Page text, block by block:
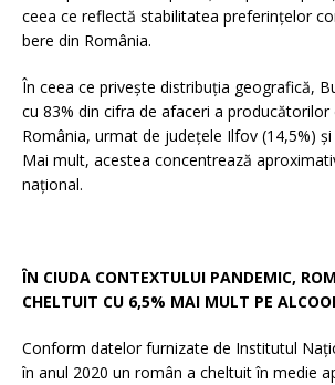
ceea ce reflectă stabilitatea preferințelor
bere din România.
În ceea ce privește distribuția geografică,
cu 83% din cifra de afaceri a producătorilor
România, urmat de județele Ilfov (14,5%) și
Mai mult, acestea concentrează
național.
ÎN CIUDA CONTEXTULUI PANDEMIC,
CHELTUIT CU 6,5% MAI MULT PE
Conform datelor furnizate de Institutul
în anul 2020 un român a cheltuit în medie